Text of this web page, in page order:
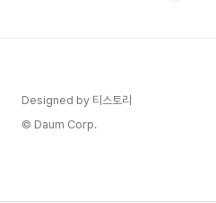
Designed by 티스토리
© Daum Corp.